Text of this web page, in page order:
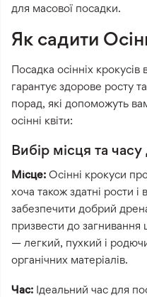
для масової посадки.
Як садити
Посадка осінніх
гарантує здорове росту
порад, які допоможуть
осінні квіти:
Вибір місця та
Місце: Осінні крокуси
хоча також здатні рости і
забезпечити добрий
призвести до
— легкий, пухкий і
органічних матеріалів.
Час: Ідеальний час для